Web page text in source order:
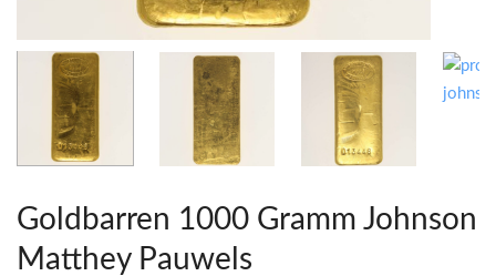
Goldbarren 1000 Gramm Johnson
Matthey Pauwels